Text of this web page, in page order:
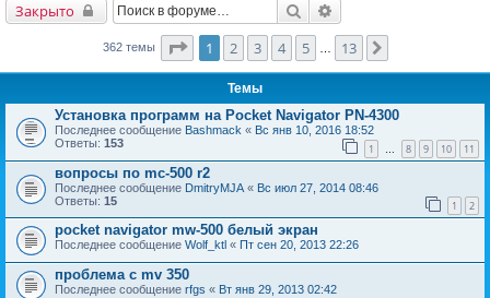
Закрыто Поиск
362 темы Страница1 из
1 2 3 4 5 13
Темы
Установка программ на Pocket Navigator PN-4300
Последнее сообщение Bashmack « Вс янв 10, 2016 18:52
Ответы: 153 1 … 8 9 10 11
вопросы по mc-500 r2
Последнее сообщение DmitryMJA « Вс июл 27, 2014 08:46
Ответы: 15 1 2
pocket navigator mw-500 белый экран
Последнее сообщение Wolf_ktl « Пт сен 20, 2013 22:26
проблема с mv 350
Последнее сообщение rfgs « Вт янв 29, 2013 02:42